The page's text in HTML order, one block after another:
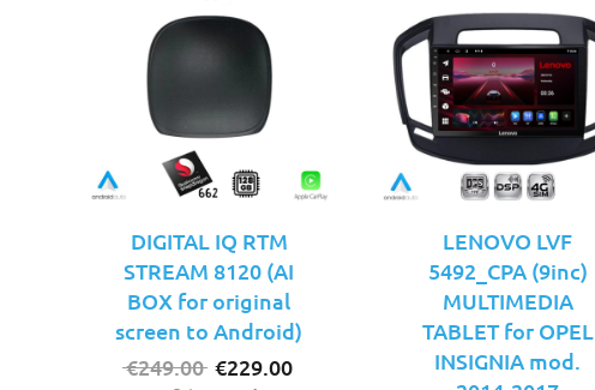
DIGITAL IQ RTM
STREAM 8120 (AI
BOX for original
screen to Android)
€249.00 Original
€229.00
LENOVO LVF
5492_CPA (9inc)
MULTIMEDIA
TABLET for OPEL
INSIGNIA mod.